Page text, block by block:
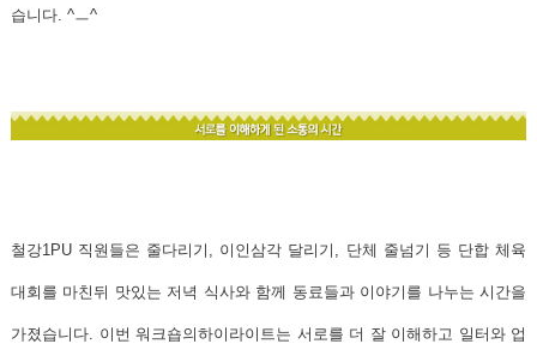
습니다. ^ㅡ^
철강1PU 직원들은 줄다리기, 이인삼각 달리기, 단체 줄넘기 등 단합 체육
대회를 마친뒤 맛있는 저녁 식사와 함께 동료들과 이야기를 나누는 시간을
가졌습니다. 이번 워크숍의하이라이트는 서로를 더 잘 이해하고 일터와 업